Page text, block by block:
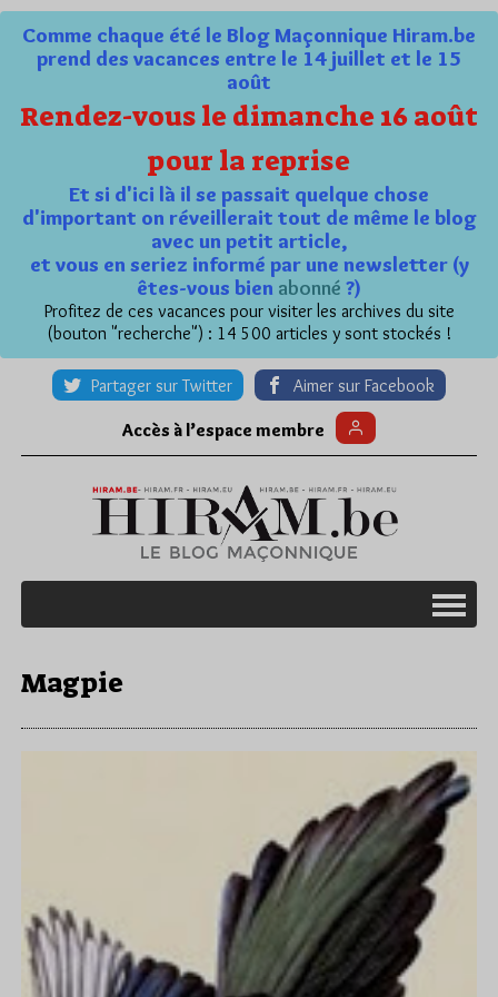
Comme chaque été le Blog Maçonnique Hiram.be
prend des vacances entre le 14 juillet et le 15
août
Rendez-vous le dimanche 16 août
pour la reprise
Et si d'ici là il se passait quelque chose
d'important on réveillerait tout de même le blog
avec un petit article,
et vous en seriez informé par une newsletter (y
êtes-vous bien abonné ?)
Profitez de ces vacances pour visiter les archives du site
(bouton "recherche") : 14 500 articles y sont stockés !
Partager sur Twitter Aimer sur Facebook
Accès à l’espace membre
Magpie